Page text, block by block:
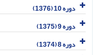
دوره 10 (1376)
دوره 9 (1375)
دوره 8 (1374)